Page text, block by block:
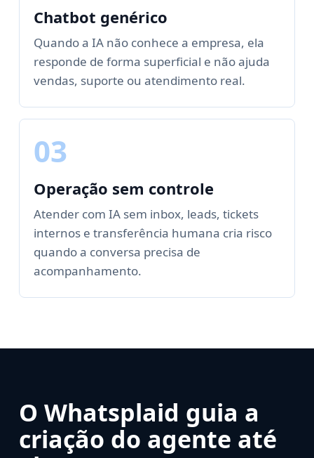
Chatbot genérico
Quando a IA não conhece a empresa, ela
responde de forma superficial e não ajuda
vendas, suporte ou atendimento real.
03
Operação sem controle
Atender com IA sem inbox, leads, tickets
internos e transferência humana cria risco
quando a conversa precisa de
acompanhamento.
O Whatsplaid guia a
criação do agente até